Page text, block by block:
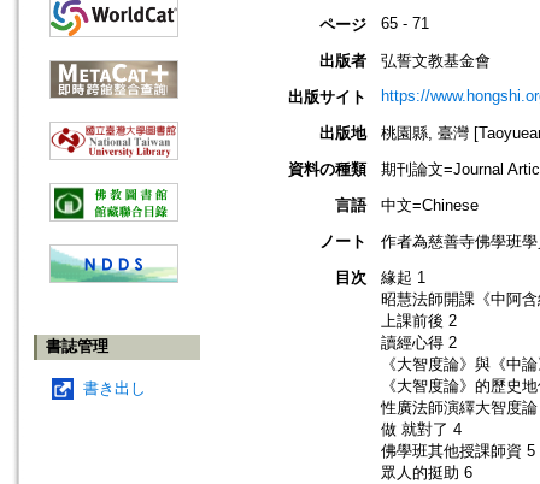
書誌管理
書き出し
ページ 65 - 71
出版者
弘誓文教基金會
出版サイト
https://
出版地
桃園縣, 臺灣
資料の種類
期刊論文=Journal
言語
中文=Chinese
ノート
作者為慈善寺佛學班
目次
緣起 1
昭慧法師開課《中阿
上課前後 2
讀經心得 2
《大智度論》與《中
《大智度論》的歷史
性廣法師演繹大智度
做 就對了 4
佛學班其他授課師資 5
眾人的挺助 6